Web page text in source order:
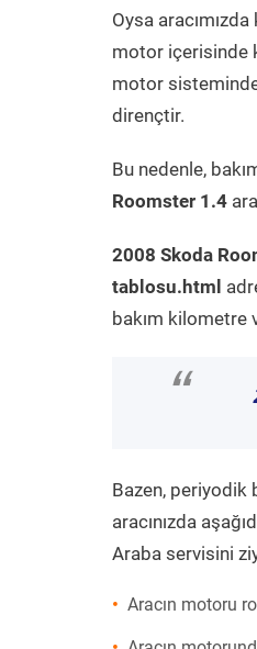
Oysa
motor içerisinde
motor
dirençtir.
Bu nedenle,
Roomster 1.4
2008 Skoda
tablosu.html
bakım kilometre
“
Bazen, periyodik
aracınızda
Araba servisini
Aracın motoru